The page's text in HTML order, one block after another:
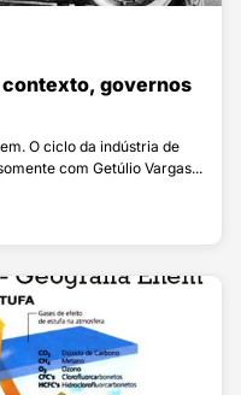
governos
O ciclo da indústria de
com Getúlio Vargas...